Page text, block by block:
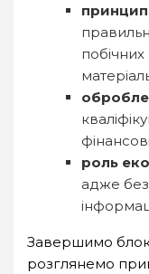
роль
адже
Завершимо
розглянемо